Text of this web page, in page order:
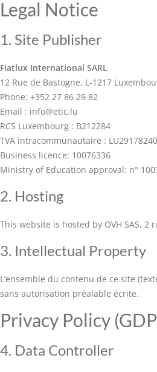
Legal Notice
1. Site Publisher
Fiatlux International SARL
12 Rue de Bastogne, L-1217
Phone: +352 27 86 29 82
Email : info@etic.lu
RCS Luxembourg : B212284
TVA intracommunautaire : LU29178240
Business licence: 10076336
Ministry of Education approval: n°
2. Hosting
This website is hosted by OVH SAS, 2
3. Intellectual Property
L’ensemble du contenu de ce site
sans autorisation préalable écrite.
Privacy Policy
4. Data Controller